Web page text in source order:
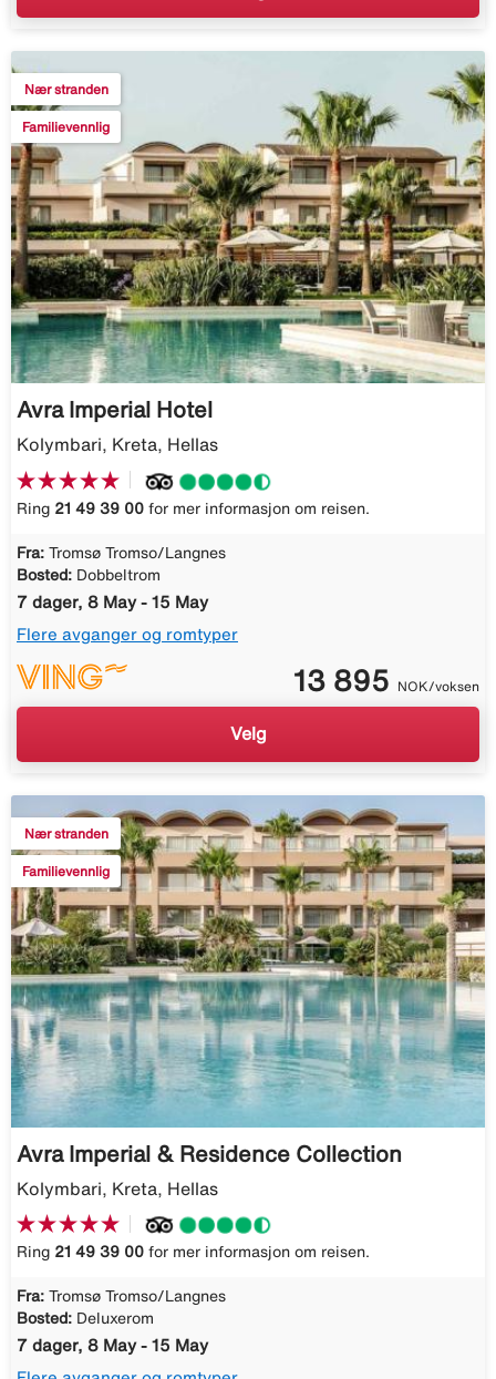
Nær stranden
Familievennlig
Avra Imperial Hotel
Kolymbari, Kreta, Hellas
Ring 21 49 39 00 for mer informasjon om reisen.
Fra: Tromsø Tromso/Langnes
Bosted: Dobbeltrom
7 dager, 8 May - 15 May
Flere avganger og romtyper
13 895 NOK/voksen
Velg
Nær stranden
Familievennlig
Avra Imperial & Residence Collection
Kolymbari, Kreta, Hellas
Ring 21 49 39 00 for mer informasjon om reisen.
Fra: Tromsø Tromso/Langnes
Bosted: Deluxerom
7 dager, 8 May - 15 May